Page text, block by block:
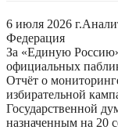
6 июля 2026 г.
Федерация
За «Единую
официальных
Отчёт о
избирательной
Государственной
назначенным на 20